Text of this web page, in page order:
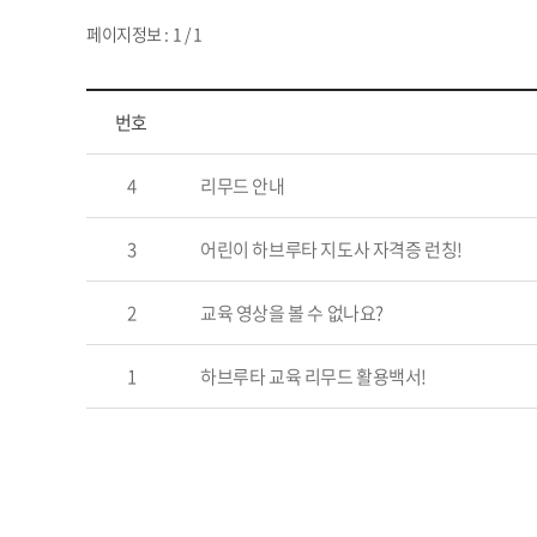
페이지정보 : 1 / 1
번호
4 리무드 안내
3 어린이 하브루타 지도사 자격증 런칭!
2 교육 영상을 볼 수 없나요?
1 하브루타 교육 리무드 활용백서!